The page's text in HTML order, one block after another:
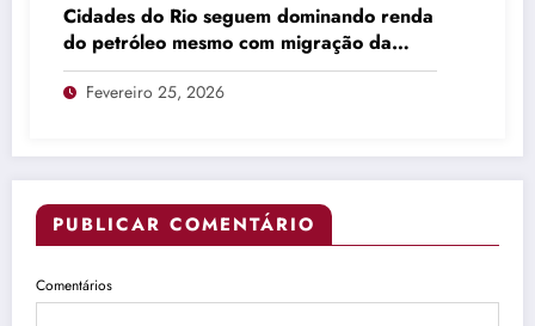
Cidades do Rio seguem dominando renda
do petróleo mesmo com migração da
produção
Fevereiro 25, 2026
PUBLICAR COMENTÁRIO
Comentários